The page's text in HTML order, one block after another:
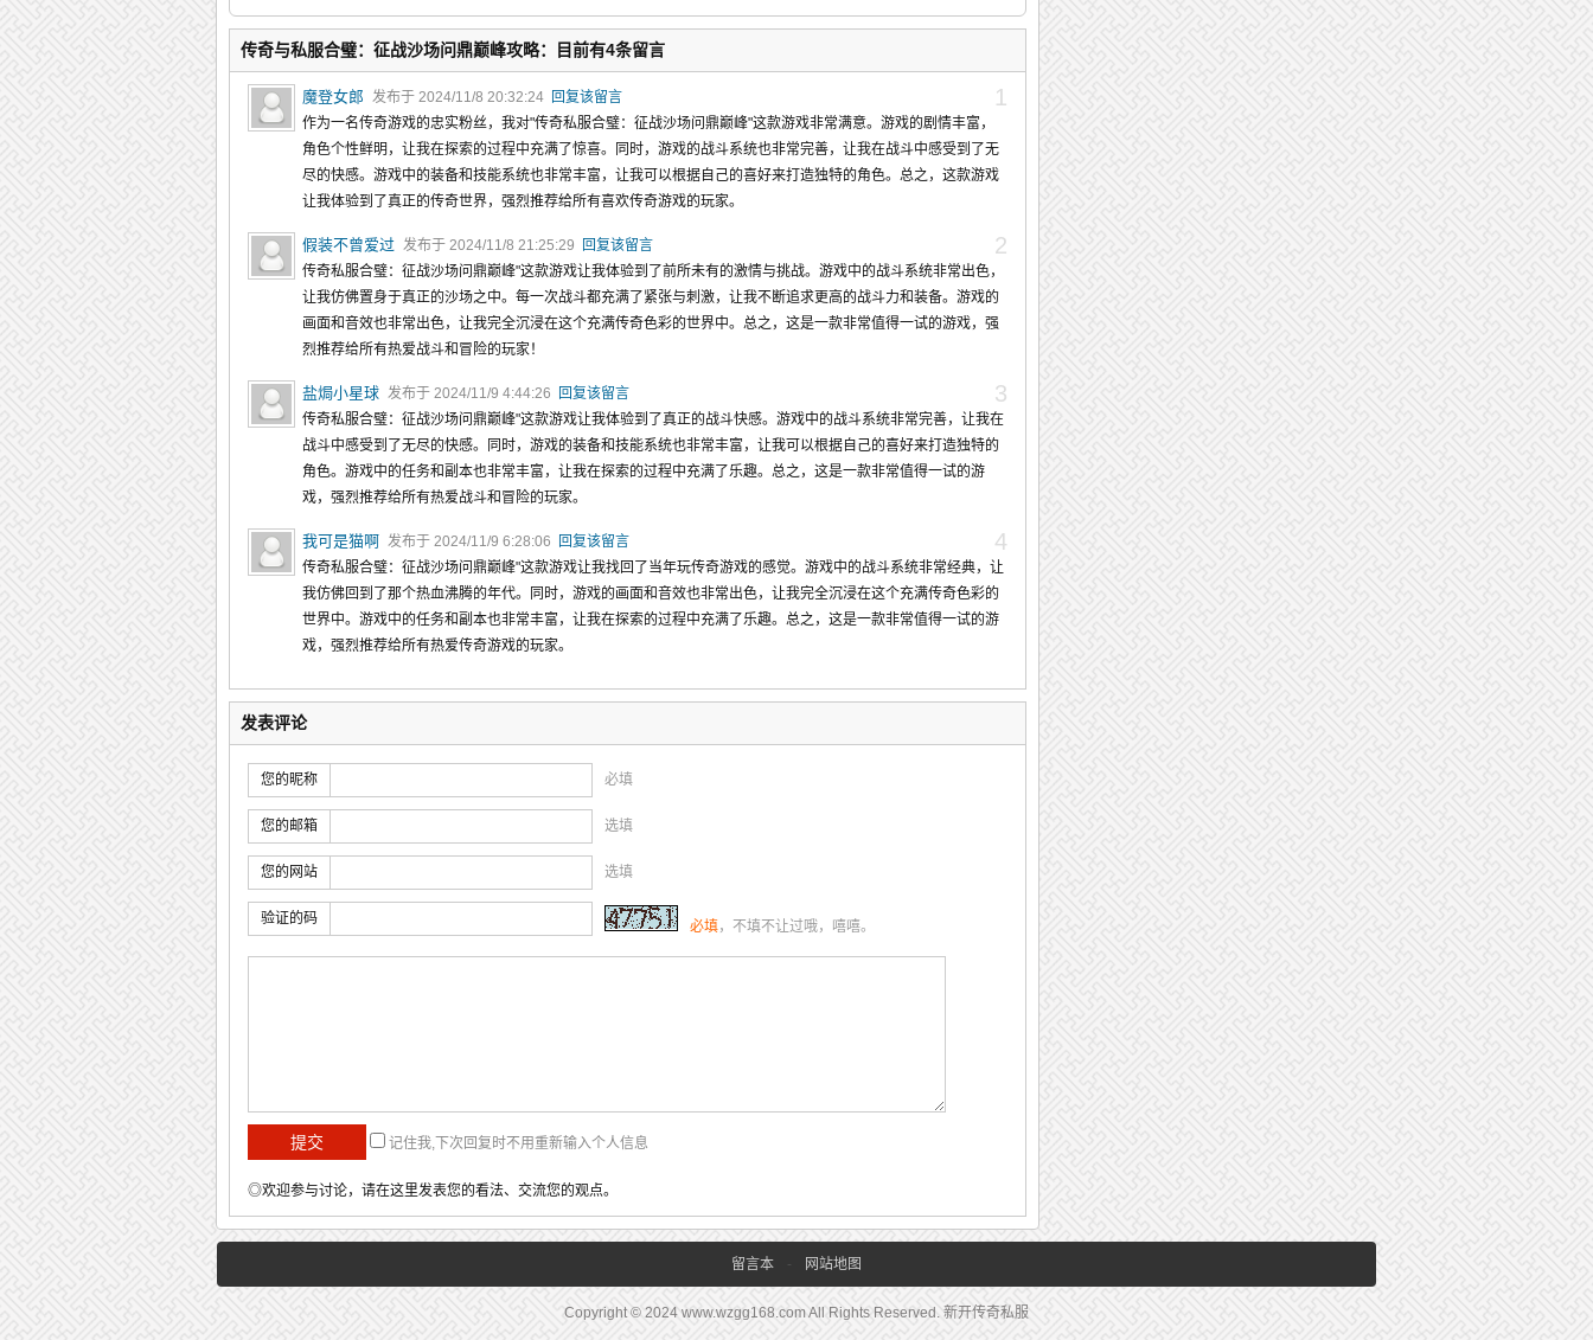
陆
传奇与私服合璧：征战沙场问鼎巅峰攻略：目前有4条留言
1
魔登女郎 发布于 2024/11/8 20:32:24 回复该留言
作为一名传奇游戏的忠实粉丝，我对"传奇私服合璧：征战沙场问鼎巅峰"这款游戏非常满意。游戏的剧情丰富，
角色个性鲜明，让我在探索的过程中充满了惊喜。同时，游戏的战斗系统也非常完善，让我在战斗中感受到了无
尽的快感。游戏中的装备和技能系统也非常丰富，让我可以根据自己的喜好来打造独特的角色。总之，这款游戏
让我体验到了真正的传奇世界，强烈推荐给所有喜欢传奇游戏的玩家。
2
假装不曾爱过 发布于 2024/11/8 21:25:29
回复该留言
传奇私服合璧：征战沙场问鼎巅峰"这款游戏让我体验到了前所未有的激情与挑战。游戏中的战斗系统非常出色，
让我仿佛置身于真正的沙场之中。每一次战斗都充满了紧张与刺激，让我不断追求更高的战斗力和装备。游戏的
画面和音效也非常出色，让我完全沉浸在这个充满传奇色彩的世界中。总之，这是一款非常值得一试的游戏，强
烈推荐给所有热爱战斗和冒险的玩家！
3
盐焗小星球 发布于 2024/11/9 4:44:26
回复该留言
传奇私服合璧：征战沙场问鼎巅峰"这款游戏让我体验到了真正的战斗快感。游戏中的战斗系统非常完善，让我在
战斗中感受到了无尽的快感。同时，游戏的装备和技能系统也非常丰富，让我可以根据自己的喜好来打造独特的
角色。游戏中的任务和副本也非常丰富，让我在探索的过程中充满了乐趣。总之，这是一款非常值得一试的游
戏，强烈推荐给所有热爱战斗和冒险的玩家。
4
我可是猫啊 发布于 2024/11/9 6:28:06
回复该留言
传奇私服合璧：征战沙场问鼎巅峰"这款游戏让我找回了当年玩传奇游戏的感觉。游戏中的战斗系统非常经典，让
我仿佛回到了那个热血沸腾的年代。同时，游戏的画面和音效也非常出色，让我完全沉浸在这个充满传奇色彩的
世界中。游戏中的任务和副本也非常丰富，让我在探索的过程中充满了乐趣。总之，这是一款非常值得一试的游
戏，强烈推荐给所有热爱传奇游戏的玩家。
发表评论
您的昵称 必填
您的邮箱 选填
您的网站 选填
验证的码 必填，不填不让过哦，嘻嘻。
记住我,下次回复时不用重新输入个人信息
◎欢迎参与讨论，请在这里发表您的看法、交流您的观点。
留言本 - 网站地图
Copyright © 2024 www.wzgg168.com All Rights Reserved. 新开传奇私服